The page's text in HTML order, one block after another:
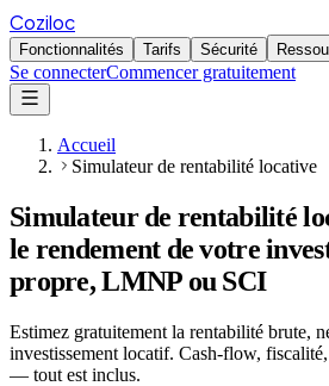
Coziloc
Fonctionnalités Tarifs Sécurité
Se connecterCommencer gratuitement
Accueil
Simulateur de rentabilité locative
Simulateur de rentabilité
le rendement de votre
propre, LMNP ou SCI
Estimez gratuitement la rentabilité brute,
investissement locatif. Cash-flow,
— tout est inclus.